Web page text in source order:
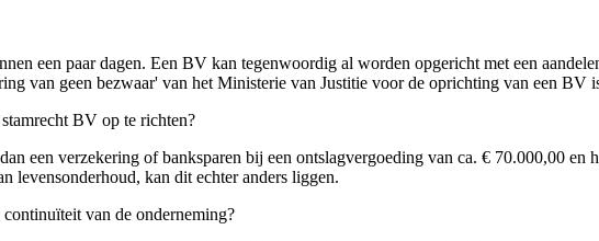
een paar dagen. Een BV kan tegenwoordig al worden opgericht met een
van geen bezwaar' van het Ministerie van Justitie voor de oprichting van een BV
BV op te richten?
een verzekering of banksparen bij een ontslagvergoeding van ca. € 70.000,00 en
levensonderhoud, kan dit echter anders liggen.
van de onderneming?